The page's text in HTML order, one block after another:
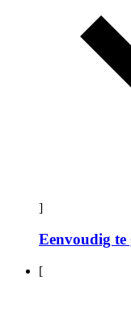
]
Eenvoudig te
[